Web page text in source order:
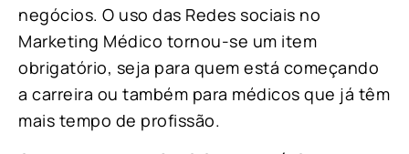
negócios. O uso das Redes sociais no
Marketing Médico tornou-se um item
obrigatório, seja para quem está começando
a carreira ou também para médicos que já têm
mais tempo de profissão.